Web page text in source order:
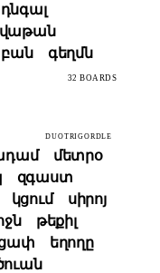
դնգալ
վաթան
գեղմն
32 BOARDS
DUOTRIGORDLE
մետրօ
զգաստ
կցում
սիրոյ
թեքիլ
եղողը